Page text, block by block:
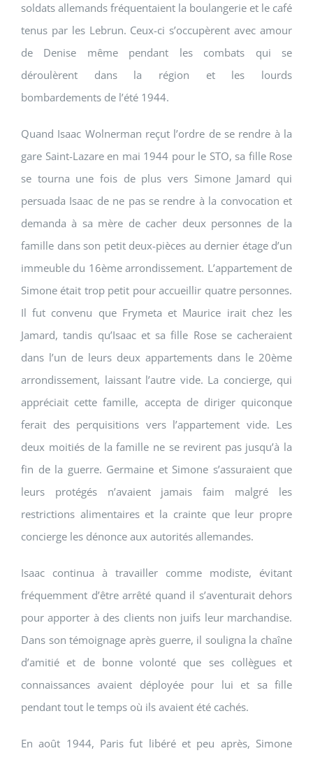
soldats allemands fréquentaient la boulangerie et le café
tenus par les Lebrun. Ceux-ci s’occupèrent avec amour
de Denise même pendant les combats qui se
déroulèrent dans la région et les lourds
bombardements de l’été 1944.
Quand Isaac Wolnerman reçut l’ordre de se rendre à la
gare Saint-Lazare en mai 1944 pour le STO, sa fille Rose
se tourna une fois de plus vers Simone Jamard qui
persuada Isaac de ne pas se rendre à la convocation et
demanda à sa mère de cacher deux personnes de la
famille dans son petit deux-pièces au dernier étage d’un
immeuble du 16ème arrondissement. L’appartement de
Simone était trop petit pour accueillir quatre personnes.
Il fut convenu que Frymeta et Maurice irait chez les
Jamard, tandis qu’Isaac et sa fille Rose se cacheraient
dans l’un de leurs deux appartements dans le 20ème
arrondissement, laissant l’autre vide. La concierge, qui
appréciait cette famille, accepta de diriger quiconque
ferait des perquisitions vers l’appartement vide. Les
deux moitiés de la famille ne se revirent pas jusqu’à la
fin de la guerre. Germaine et Simone s’assuraient que
leurs protégés n’avaient jamais faim malgré les
restrictions alimentaires et la crainte que leur propre
concierge les dénonce aux autorités allemandes.
Isaac continua à travailler comme modiste, évitant
fréquemment d’être arrêté quand il s’aventurait dehors
pour apporter à des clients non juifs leur marchandise.
Dans son témoignage après guerre, il souligna la chaîne
d’amitié et de bonne volonté que ses collègues et
connaissances avaient déployée pour lui et sa fille
pendant tout le temps où ils avaient été cachés.
En août 1944, Paris fut libéré et peu après, Simone